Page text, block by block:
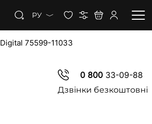
РУ
Digital 75599-11033
0 80033-09-88
Дзвінки безкоштовні